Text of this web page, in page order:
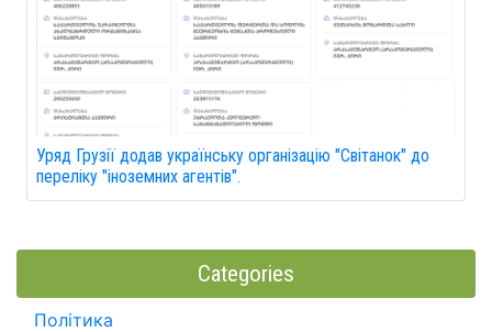
Уряд Грузії додав українську організацію "Світанок" до
переліку "іноземних агентів".
Categories
Політика